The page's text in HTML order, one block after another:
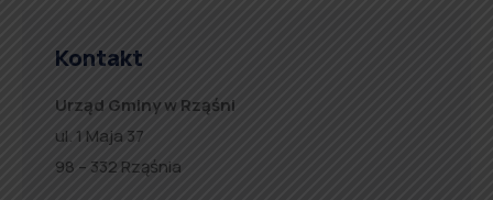
Kontakt
Urząd Gminy w Rząśni
ul. 1 Maja 37
98 – 332 Rząśnia